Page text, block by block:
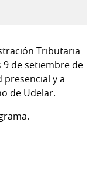
Tributaria
9 de setiembre de
presencial y a
de Udelar.